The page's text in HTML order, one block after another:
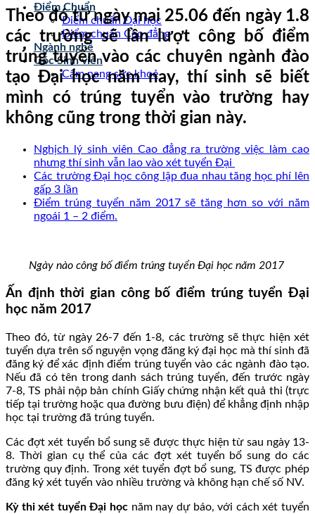
Điểm Chuẩn
Điểm chuẩn Đại học
Điểm chuẩn Cao đẳng
Ngành nghề
Góc Sinh viên
Cẩm nang sức khoẻ
Theo đó từ ngày mai 25.06 đến ngày 1.8
các trường sẽ lần lượt công bố điểm
trúng tuyển vào các chuyên ngành đào
tạo Đại học năm nay, thí sinh sẽ biết
mình có trúng tuyển vào trường hay
không cũng trong thời gian này.
Nghịch lý sinh viên Cao đẳng ra trường việc làm cao
nhưng thí sinh vẫn lao vào xét tuyển Đại
Các trường Đại học công lập đua nhau tăng học phí lên
gấp 3 lần
Điểm trúng tuyển năm 2017 sẽ tăng hơn so với năm
ngoái 1 – 2 điểm.
Ngày nào công bố điểm trúng tuyển Đại học năm 2017
Ấn định thời gian công bố điểm trúng tuyển Đại
học năm 2017
Theo đó, từ ngày 26-7 đến 1-8, các trường sẽ thực hiện xét
tuyển dựa trên số nguyện vọng đăng ký đại học mà thí sinh đã
đăng ký để xác định điểm trúng tuyển vào các ngành đào tạo.
Nếu đã có tên trong danh sách trúng tuyển, đến trước ngày
7-8, TS phải nộp bản chính Giấy chứng nhận kết quả thi (trực
tiếp tại trường hoặc qua đường bưu điện) để khẳng định nhập
học tại trường đã trúng tuyển.
Các đợt xét tuyển bổ sung sẽ được thực hiện từ sau ngày 13-
8. Thời gian cụ thể của các đợt xét tuyển bổ sung do các
trường quy định. Trong xét tuyển đợt bổ sung, TS được phép
đăng ký xét tuyển vào nhiều trường và không hạn chế số NV.
Kỳ thi xét tuyển Đại học năm nay dự báo, với cách xét tuyển